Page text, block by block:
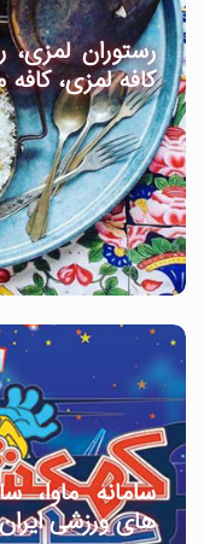
رستوران
کافه لمزی، کافه
سامانه ماوا،
های ورزشی